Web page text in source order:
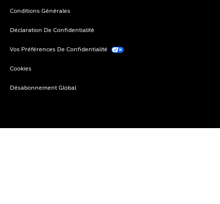
Conditions Générales
Déclaration De Confidentialité
Vos Préférences De Confidentialité
Cookies
Désabonnement Global